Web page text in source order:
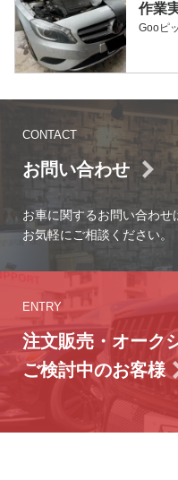
作業
Gooピ
CONTACT
お問い合わせ
お車に関するお問い合わせ
お気軽にご相談ください。
ENTRY
注文販売・オーク
ご検討中のお客様